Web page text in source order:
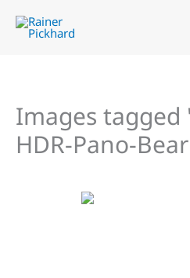
Inhalt
Images tagged
HDR-Pano-